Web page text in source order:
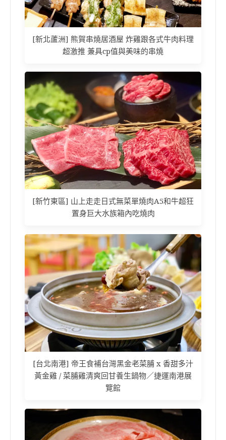
[新北蘆洲] 熊賀串燒居酒屋 炸雞跟各式牛肉料理
超激推 兼具cp值與美味的串燒
[新竹東區] 山上走走日式無菜單燒肉A5和牛超狂
置身巨大水族箱內吃燒肉
[台北南港] 帝王食補台灣黑金老菜脯 x 香甜多汁
黃金雞 / 菜脯雞清爽回甘養生鍋物／捷運南港展
覽館